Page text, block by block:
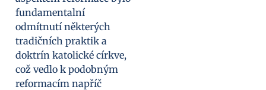
fundamentalní
odmítnutí některých
tradičních praktik a
doktrín katolické církve,
což vedlo k podobným
reformacím napříč